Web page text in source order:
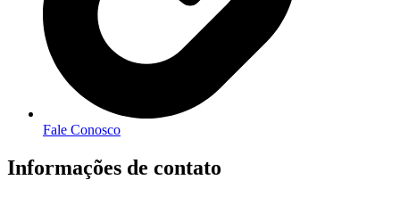
Fale Conosco
Informações de contato